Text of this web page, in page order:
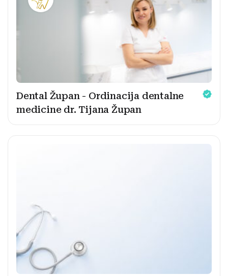
Dental Župan - Ordinacija dentalne
medicine dr. Tijana Župan